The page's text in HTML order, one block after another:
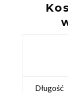
Długość